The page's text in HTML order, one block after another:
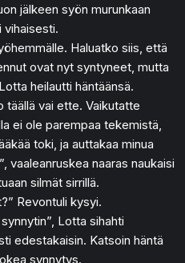
jälkeen syön murunkaan
vihaisesti.
Haluatko siis, että
ovat nyt syntyneet, mutta
heilautti häntäänsä.
täällä vai ette. Vaikutatte
ei ole parempaa tekemistä,
toki, ja auttakaa minua
vaaleanruskea naaras naukaisi
silmät sirrillä.
Revontuli kysyi.
Lotta sihahti
edestakaisin. Katsoin häntä
synnytys.